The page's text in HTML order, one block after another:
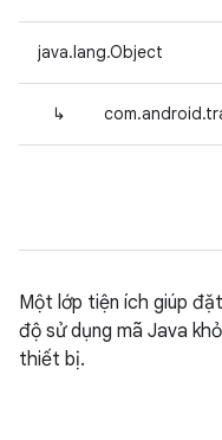
java.lang.Object
↳
Một lớp tiện ích giúp
độ sử dụng mã Java
thiết bị.